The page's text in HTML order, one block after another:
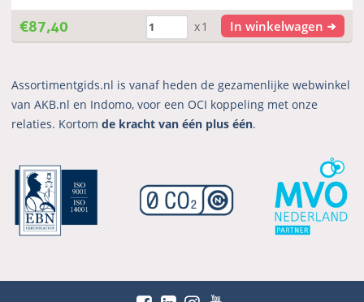
€87,40 x1 In winkelwagen
Assortimentgids.nl is vanaf heden de gezamenlijke webwinkel
van AKB.nl en Indomo, voor een OCI koppeling met onze
relaties. Kortomde kracht van één plus één.